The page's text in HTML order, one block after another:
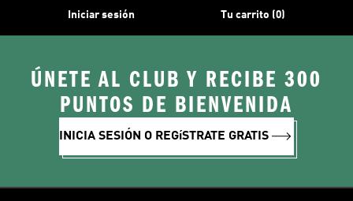
Iniciar sesión Tu carrito (0)
ÚNETE AL CLUB Y RECIBE 300
PUNTOS DE BIENVENIDA
INICIA SESIÓN O REGíSTRATE GRATIS